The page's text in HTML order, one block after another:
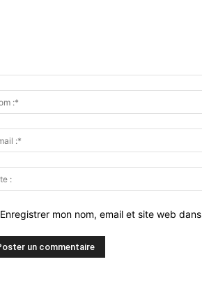
Enregistrer mon nom, email et site web